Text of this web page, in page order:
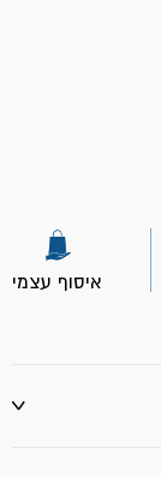
איסוף עצמי